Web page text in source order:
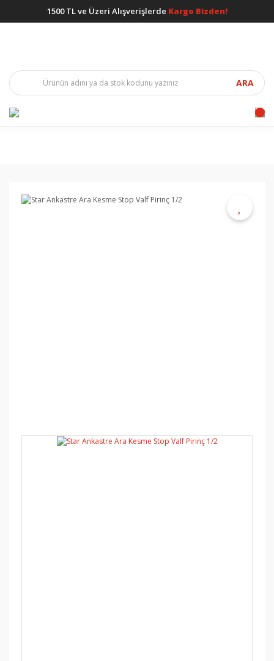
1500 TL ve Üzeri Alışverişlerde Kargo Bizden!
ARA